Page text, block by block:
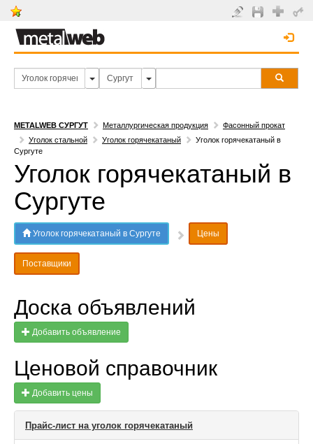
METALWEB СУРГУТ Металлургическая продукция
Фасонный прокат
Уголок стальной
Уголок горячекатаный
Уголок горячекатаный в
Сургуте
Уголок горячекатаный в
Сургуте
Уголок горячекатаный в Сургуте Цены
Поставщики
Доска объявлений
Добавить объявление
Ценовой справочник
Добавить цены
Прайс-лист на уголок горячекатаный